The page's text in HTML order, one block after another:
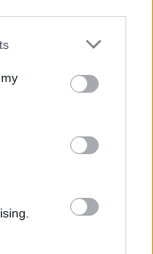
protected by
Terms of